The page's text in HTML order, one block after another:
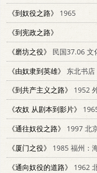
《到奴役之路》
1965
《到宪政之路》
《磨坊之役》
民国37.06 文
《由奴隶到英雄》
东北书店
《到共产主义之路》
1952
《农奴 从剧本到影片》
《通往奴役之路》
1997 北
《厦门之役》
1985 福州：
《通向奴役的道路》
1962